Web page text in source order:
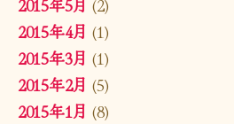
2015年4月 (1)
2015年3月 (1)
2015年2月 (5)
2015年1月 (8)